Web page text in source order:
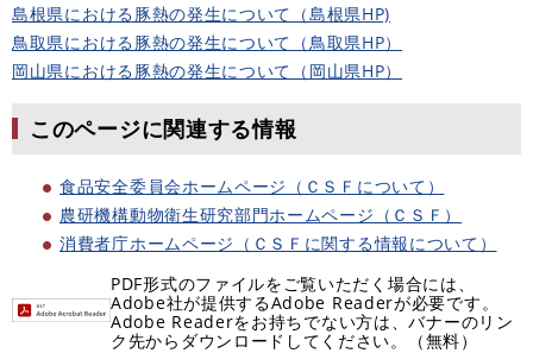
島根県における豚熱の発生について（島根県HP)
鳥取県における豚熱の発生について（鳥取県HP）
岡山県における豚熱の発生について（岡山県HP）
このページに関連する情報
食品安全委員会ホームページ（ＣＳＦについて）
農研機構動物衛生研究部門ホームページ（ＣＳＦ）
消費者庁ホームページ（ＣＳＦに関する情報について）
PDF形式のファイルをご覧いただく場合には、
Adobe社が提供するAdobe Readerが必要です。
Adobe Readerをお持ちでない方は、バナーのリン
ク先からダウンロードしてください。（無料）